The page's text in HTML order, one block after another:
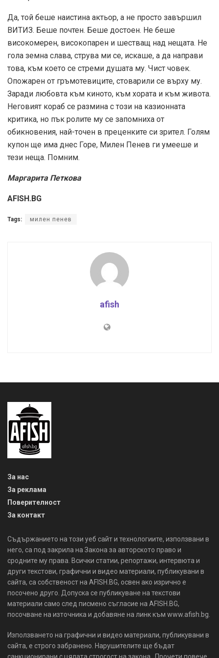
Да, той беше наистина актьор, а не просто завършил
ВИТИЗ. Беше почтен. Беше достоен. Не беше
високомерен, високопарен и шестващ над нещата. Не
гола земна слава, струва ми се, искаше, а да направи
това, към което се стреми душата му. Чист човек.
Опожарен от гръмотевиците, стоварили се върху му.
Заради любовта към киното, към хората и към живота.
Неговият кораб се размина с този на казионната
критика, но пък ролите му се запомниха от
обикновения, най-точен в преценките си зрител. Голям
купон ще има днес Горе, Милен Пенев ги умееше и
тези неща. Помним.
Маргарита Петкова
AFISH.BG
Tags: милен пенев
afish
За нас
За реклама
Поверителност
За контакт
Съдържанието на този уеб сайт и технологиите, използвани в
него, са под закрила на Закона за авторското право и
сродните му права. Всички статии, репортажи, интервюта и
други текстови, графични и видео материали, публикувани в
сайта, са собственост на AFISH.BG, освен ако изрично е
посочено друго. Допуска се публикуване на текстови
материали само след писмено съгласие на AFISH.BG,
посочване на източника и добавяне на линк към www.afish.bg.
Използването на графични и видео материали, публикувани в
сайта, е строго забранено. Нарушителите ще бъдат